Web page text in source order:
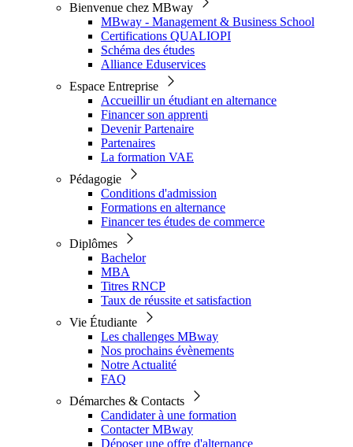
Bienvenue chez MBway
MBway - Management & Business School
Certifications QUALIOPI
Schéma des études
Alliance Eduservices
Espace Entreprise
Accueillir un étudiant en alternance
Financer son apprenti
Devenir Partenaire
Partenaires
La formation VAE
Pédagogie
Conditions d'admission
Formations en alternance
Financer tes études de commerce
Diplômes
Bachelor
MBA
Titres RNCP
Taux de réussite et satisfaction
Vie Étudiante
Les challenges MBway
Nos prochains évènements
Notre Actualité
FAQ
Démarches & Contacts
Candidater à une formation
Contacter MBway
Déposer une offre d'alternance